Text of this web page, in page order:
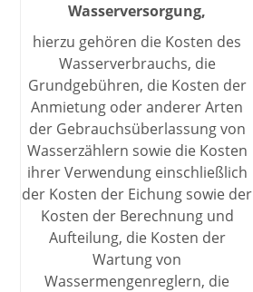
Wasserversorgung,
hierzu gehören die Kosten des
Wasserverbrauchs, die
Grundgebühren, die Kosten der
Anmietung oder anderer Arten
der Gebrauchsüberlassung von
Wasserzählern sowie die Kosten
ihrer Verwendung einschließlich
der Kosten der Eichung sowie der
Kosten der Berechnung und
Aufteilung, die Kosten der
Wartung von
Wassermengenreglern, die